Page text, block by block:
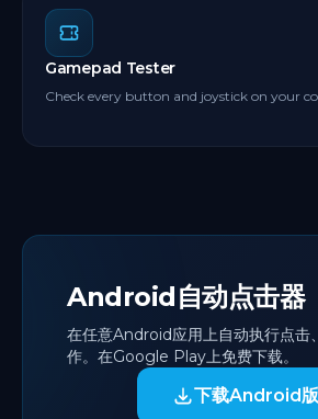
Gamepad Tester
Check every button and joystick on your
Android自动点击器
在任意Android应用上自动执行点击
作。在Google Play上免费下载。
下载Android版